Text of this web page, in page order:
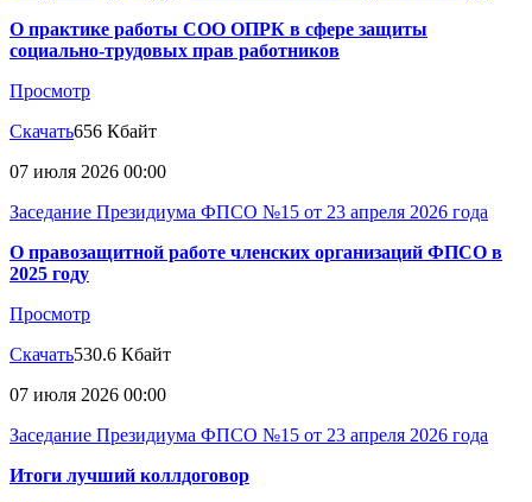
О практике работы СОО ОПРК в сфере защиты
социально-трудовых прав работников
Просмотр
Скачать656 Кбайт
07 июля 2026 00:00
Заседание Президиума ФПСО №15 от 23 апреля 2026 года
О правозащитной работе членских организаций ФПСО в
2025 году
Просмотр
Скачать530.6 Кбайт
07 июля 2026 00:00
Заседание Президиума ФПСО №15 от 23 апреля 2026 года
Итоги лучший коллдоговор